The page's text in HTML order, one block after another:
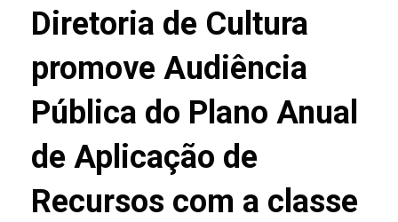
Diretoria de Cultura
promove Audiência
Pública do Plano Anual
de Aplicação de
Recursos com a classe